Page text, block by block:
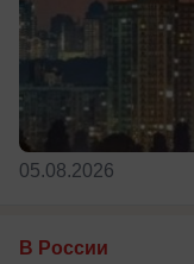
05.08.2026
В России